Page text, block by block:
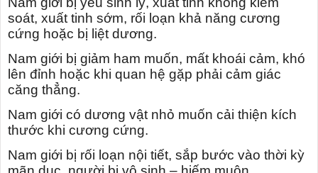
soát, xuất tinh sớm, rối loạn khả năng cương
cứng hoặc bị liệt dương.
Nam giới bị giảm ham muốn, mất khoái cảm, khó
lên đỉnh hoặc khi quan hệ gặp phải cảm giác
căng thẳng.
Nam giới có dương vật nhỏ muốn cải thiện kích
thước khi cương cứng.
Nam giới bị rối loạn nội tiết, sắp bước vào thời kỳ